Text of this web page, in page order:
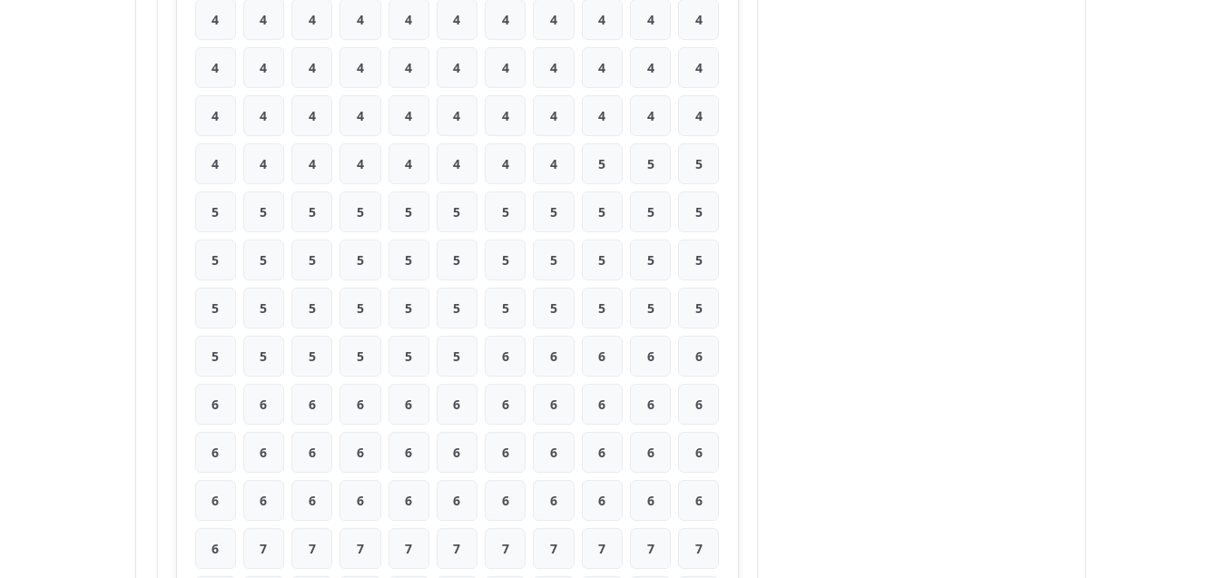
4 4 4 4 4 4 4 4 4 4 4
4 4 4 4 4 4 4 4 4 4 4
4 4 4 4 4 4 4 4 4 4 4
4 4 4 4 4 4 4 4 5 5 5
5 5 5 5 5 5 5 5 5 5 5
5 5 5 5 5 5 5 5 5 5 5
5 5 5 5 5 5 5 5 5 5 5
5 5 5 5 5 5 6 6 6 6 6
6 6 6 6 6 6 6 6 6 6 6
6 6 6 6 6 6 6 6 6 6 6
6 6 6 6 6 6 6 6 6 6 6
6 7 7 7 7 7 7 7 7 7 7